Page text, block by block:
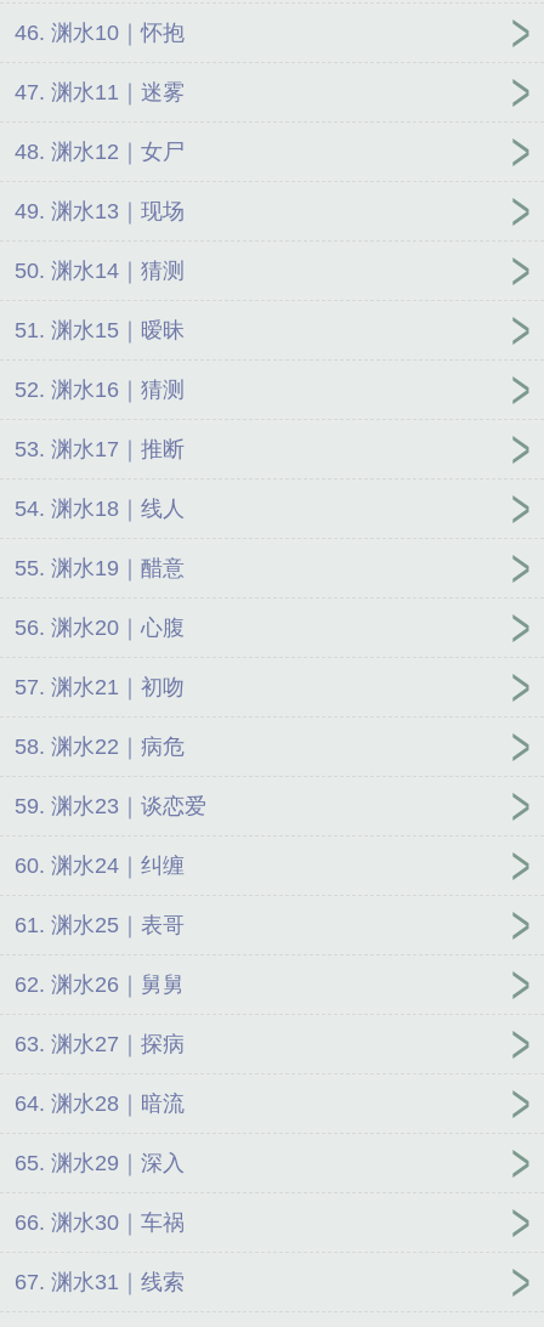
46. 渊水10｜怀抱
47. 渊水11｜迷雾
48. 渊水12｜女尸
49. 渊水13｜现场
50. 渊水14｜猜测
51. 渊水15｜暧昧
52. 渊水16｜猜测
53. 渊水17｜推断
54. 渊水18｜线人
55. 渊水19｜醋意
56. 渊水20｜心腹
57. 渊水21｜初吻
58. 渊水22｜病危
59. 渊水23｜谈恋爱
60. 渊水24｜纠缠
61. 渊水25｜表哥
62. 渊水26｜舅舅
63. 渊水27｜探病
64. 渊水28｜暗流
65. 渊水29｜深入
66. 渊水30｜车祸
67. 渊水31｜线索